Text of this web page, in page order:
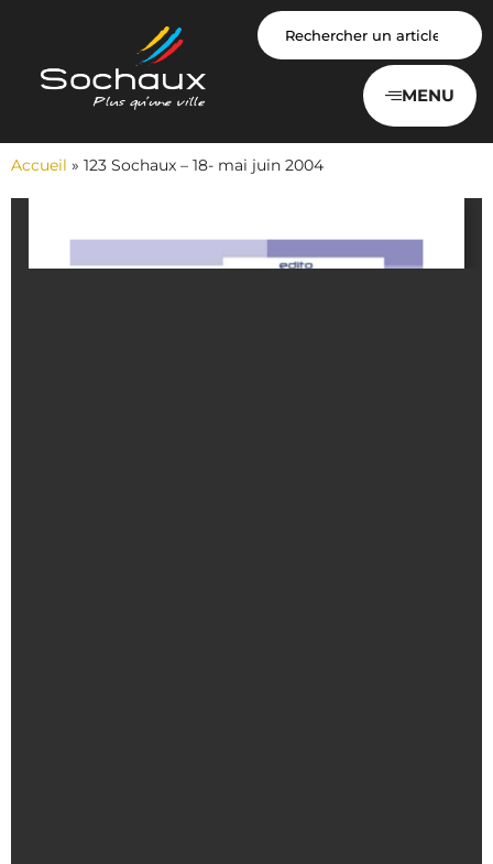
MENU
Accueil » 123 Sochaux – 18- mai juin 2004
Panneau de gestion des cookies